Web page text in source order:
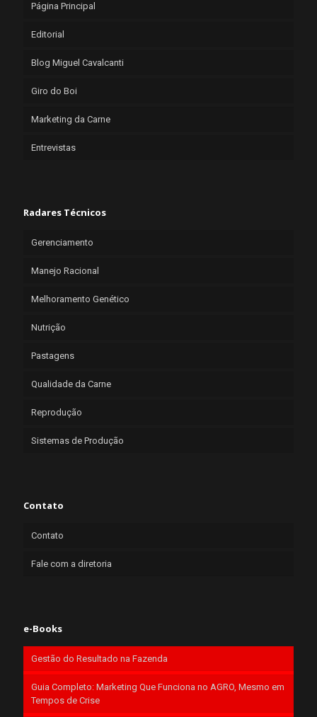
Página Principal
Editorial
Blog Miguel Cavalcanti
Giro do Boi
Marketing da Carne
Entrevistas
Radares Técnicos
Gerenciamento
Manejo Racional
Melhoramento Genético
Nutrição
Pastagens
Qualidade da Carne
Reprodução
Sistemas de Produção
Contato
Contato
Fale com a diretoria
e-Books
Gestão do Resultado na Fazenda
Guia Completo: Marketing Que Funciona no AGRO, Mesmo em
Tempos de Crise